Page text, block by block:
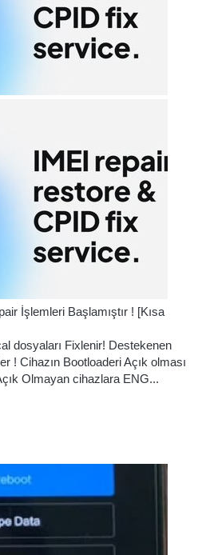
İşlemleri Başlamıştır ! [Kısa
dosyaları Fixlenir! Destekenen
! Cihazın Bootloaderi Açık olması
Olmayan cihazlara ENG...